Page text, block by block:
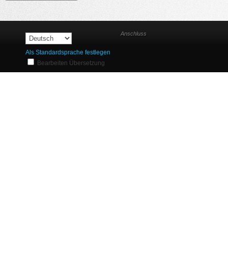
Als Standardsprache festlegen
Bearbeiten Übersetzung
Anschluss